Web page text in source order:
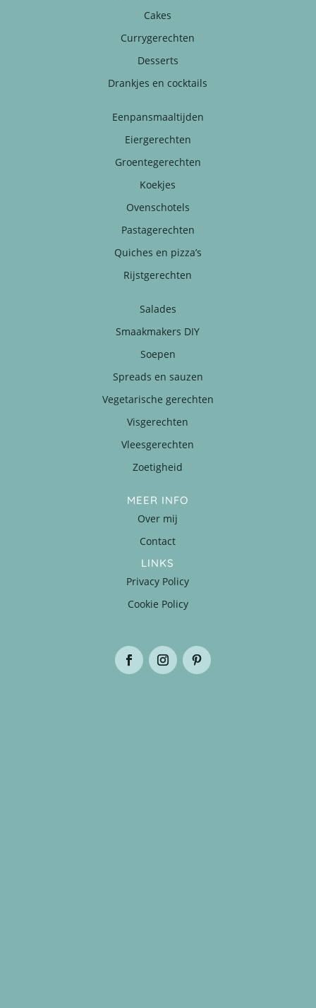
Cakes
Currygerechten
Desserts
Drankjes en cocktails
Eenpansmaaltijden
Eiergerechten
Groentegerechten
Koekjes
Ovenschotels
Pastagerechten
Quiches en pizza’s
Rijstgerechten
Salades
Smaakmakers DIY
Soepen
Spreads en sauzen
Vegetarische gerechten
Visgerechten
Vleesgerechten
Zoetigheid
MEER INFO
Over mij
Contact
LINKS
Privacy Policy
Cookie Policy